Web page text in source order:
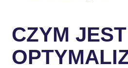
CZYM JEST